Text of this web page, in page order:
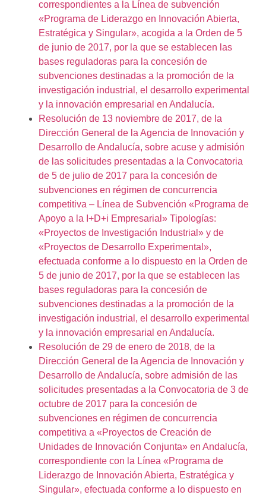
correspondientes a la Línea de subvención
«Programa de Liderazgo en Innovación Abierta,
Estratégica y Singular», acogida a la Orden de 5
de junio de 2017, por la que se establecen las
bases reguladoras para la concesión de
subvenciones destinadas a la promoción de la
investigación industrial, el desarrollo experimental
y la innovación empresarial en Andalucía.
Resolución de 13 noviembre de 2017, de la
Dirección General de la Agencia de Innovación y
Desarrollo de Andalucía, sobre acuse y admisión
de las solicitudes presentadas a la Convocatoria
de 5 de julio de 2017 para la concesión de
subvenciones en régimen de concurrencia
competitiva – Línea de Subvención «Programa de
Apoyo a la I+D+i Empresarial» Tipologías:
«Proyectos de Investigación Industrial» y de
«Proyectos de Desarrollo Experimental»,
efectuada conforme a lo dispuesto en la Orden de
5 de junio de 2017, por la que se establecen las
bases reguladoras para la concesión de
subvenciones destinadas a la promoción de la
investigación industrial, el desarrollo experimental
y la innovación empresarial en Andalucía.
Resolución de 29 de enero de 2018, de la
Dirección General de la Agencia de Innovación y
Desarrollo de Andalucía, sobre admisión de las
solicitudes presentadas a la Convocatoria de 3 de
octubre de 2017 para la concesión de
subvenciones en régimen de concurrencia
competitiva a «Proyectos de Creación de
Unidades de Innovación Conjunta» en Andalucía,
correspondiente con la Línea «Programa de
Liderazgo de Innovación Abierta, Estratégica y
Singular», efectuada conforme a lo dispuesto en